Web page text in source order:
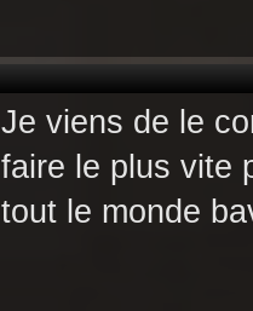
Je viens de le
faire le plus vite
tout le monde